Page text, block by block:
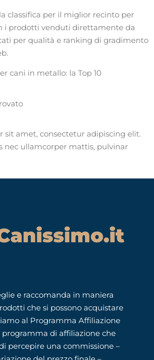
classifica per il miglior recinto per
i prodotti venduti direttamente da
per qualità e ranking di gradimento
cani in metallo: la Top 10
sit amet, consectetur adipiscing elit.
nec ullamcorper mattis, pulvinar
e raccomanda in maniera
che si possono acquistare
al Programma Affiliazione
programma di affiliazione che
percepire una commissione –